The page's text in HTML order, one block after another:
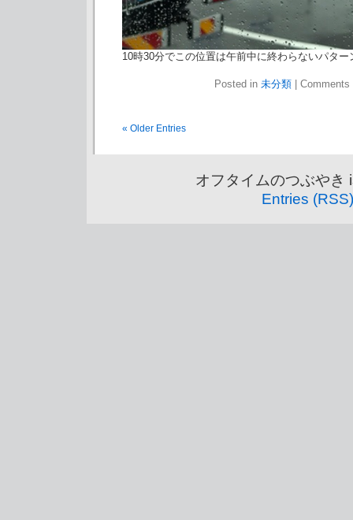
10時30分でこの位置は午前中に終わらないパター
Posted in 未分類 Comments
« Older Entries
オフタイムのつぶや
Entries (RSS)